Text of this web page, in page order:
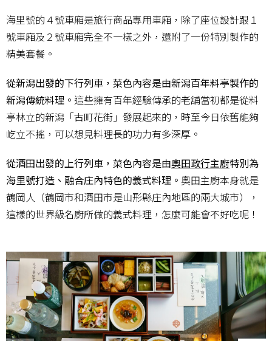
海里號的４號車廂是旅行商品專用車廂，除了座位設計跟１
號車廂及２號車廂完全不一樣之外，還附了一份特別製作的
精美套餐。
從新潟出發的下行列車，菜色內容是由新潟百年料亭製作的
新潟傳統料理。 這些擁有百年經驗傳承的老舖當初都是從料
亭林立的新潟「古町花街」發展起來的，時至今日依舊能夠
屹立不搖，可以想見料理長的功力有多深厚。
從酒田出發的上行列車，菜色內容是由奧田政行主廚特別為
海里號打造、融合庄內特色的義式料理。 奧田主廚本身就是
鶴岡人（鶴岡市和酒田市是山形縣庄內地區的兩大城市），
這樣的世界級名廚所做的義式料理，怎麼可能會不好吃呢！